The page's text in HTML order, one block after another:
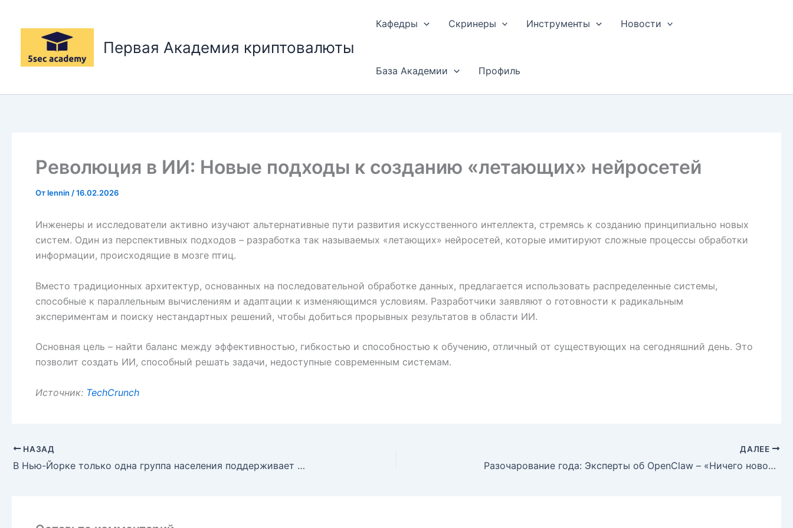
содержимому
Первая Академия криптовалюты
Кафедры Скринеры Инструменты Новости
База Академии Профиль
Революция в ИИ: Новые подходы к созданию «летающих» нейросетей
Отlennin /16.02.2026
Инженеры и исследователи активно изучают альтернативные пути развития искусственного интеллекта, стремясь к созданию принципиально новых
систем. Один из перспективных подходов – разработка так называемых «летающих» нейросетей, которые имитируют сложные процессы обработки
информации, происходящие в мозге птиц.
Вместо традиционных архитектур, основанных на последовательной обработке данных, предлагается использовать распределенные системы,
способные к параллельным вычислениям и адаптации к изменяющимся условиям. Разработчики заявляют о готовности к радикальным
экспериментам и поиску нестандартных решений, чтобы добиться прорывных результатов в области ИИ.
Основная цель – найти баланс между эффективностью, гибкостью и способностью к обучению, отличный от существующих на сегодняшний день. Это
позволит создать ИИ, способный решать задачи, недоступные современным системам.
Источник: TechCrunch
НАЗАД
В Нью-Йорке только одна группа населения поддерживает рождаемость на нужном уровне
ДАЛЕЕ
Разочарование года: Эксперты об OpenClaw – «Ничего нового»